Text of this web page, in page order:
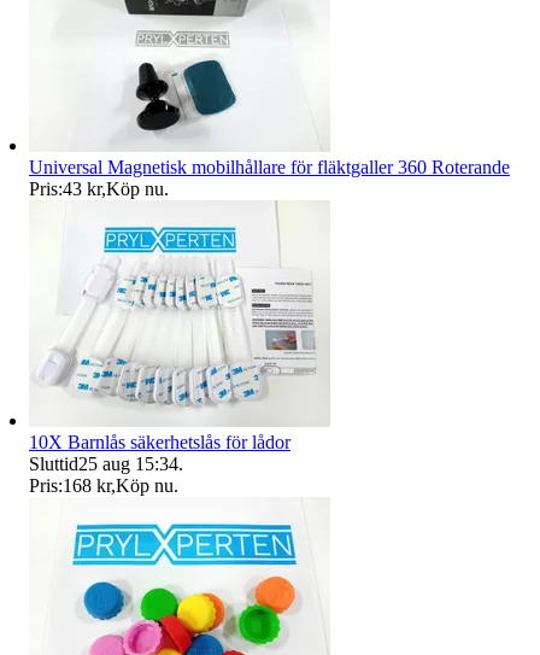
Universal Magnetisk mobilhållare för fläktgaller 360 Roterande
Pris:43 kr,Köp nu.
10X Barnlås säkerhetslås för lådor
Sluttid25 aug 15:34.
Pris:168 kr,Köp nu.